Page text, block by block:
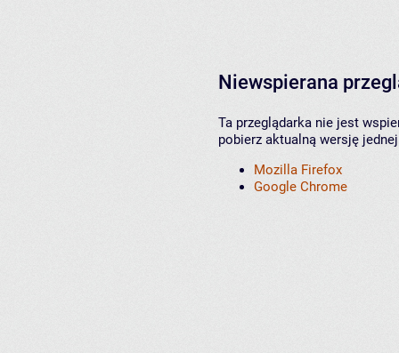
Niewspierana
Ta przeglądarka nie jest
pobierz aktualną wersję
Mozilla Firefox
Google Chrome